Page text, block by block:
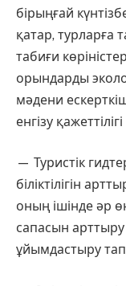
бірыңғай
қатар, турларға
табиғи
орындарды
мәдени
енгізу
— Туристік
біліктілігін
оның ішінде әр
сапасын
ұйымдастыру